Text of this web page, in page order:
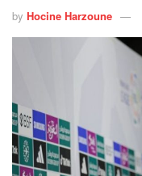
by Hocine Harzoune